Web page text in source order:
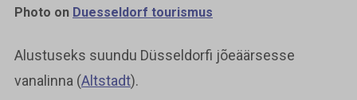
Photo on Duesseldorf tourismus
Alustuseks suundu Düsseldorfi jõeäärsesse
vanalinna (Altstadt).